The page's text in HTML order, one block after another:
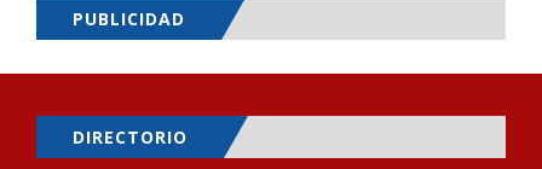
PUBLICIDAD
DIRECTORIO